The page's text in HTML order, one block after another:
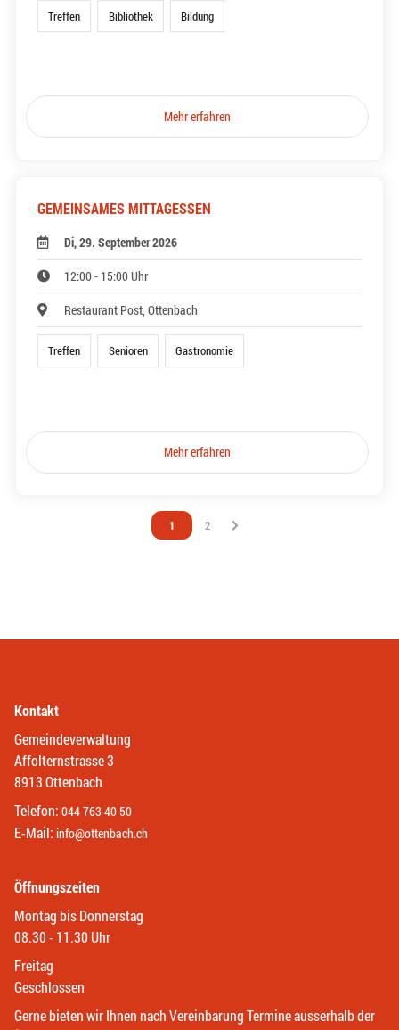
Treffen Bibliothek Bildung
Mehr erfahren
GEMEINSAMES MITTAGESSEN
Di, 29. September 2026
12:00 - 15:00 Uhr
Restaurant Post, Ottenbach
Treffen Senioren Gastronomie
Mehr erfahren
Vous êtes sur la page
1 Vous êtes sur la page
2
Kontakt
Gemeindeverwaltung
Affolternstrasse 3
8913 Ottenbach
Telefon: 044 763 40 50
E-Mail: info@ottenbach.ch
Öffnungszeiten
Montag bis Donnerstag
08.30 - 11.30 Uhr
Freitag
Geschlossen
Gerne bieten wir Ihnen nach Vereinbarung Termine ausserhalb der